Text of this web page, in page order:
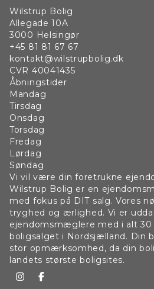
Wilstrup Bolig
Allegade 10A
3000 Helsingør
+45 81 81 67 67
kontakt@wilstrupbolig.dk
CVR 40041435
Åbningstider
Mandag
Tirsdag
Onsdag
Torsdag
Fredag
Lørdag
Søndag
Vi vil være din foretrukne
Wilstrup Bolig er en
med fokus på DIT salg. Vores
tryghed og ærlighed. Vi er
ejendomsmæglere med i alt 30
boligsalget i Nordsjælland. Din
stor opmærksomhed, da din
landets største boligsites.